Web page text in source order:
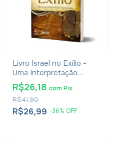
Livro Israel no Exílio -
Uma Interpretação
Teológica - Ralph W. Klein
R$26,99 -36% OFF
R$41,90
R$26,18 comPix